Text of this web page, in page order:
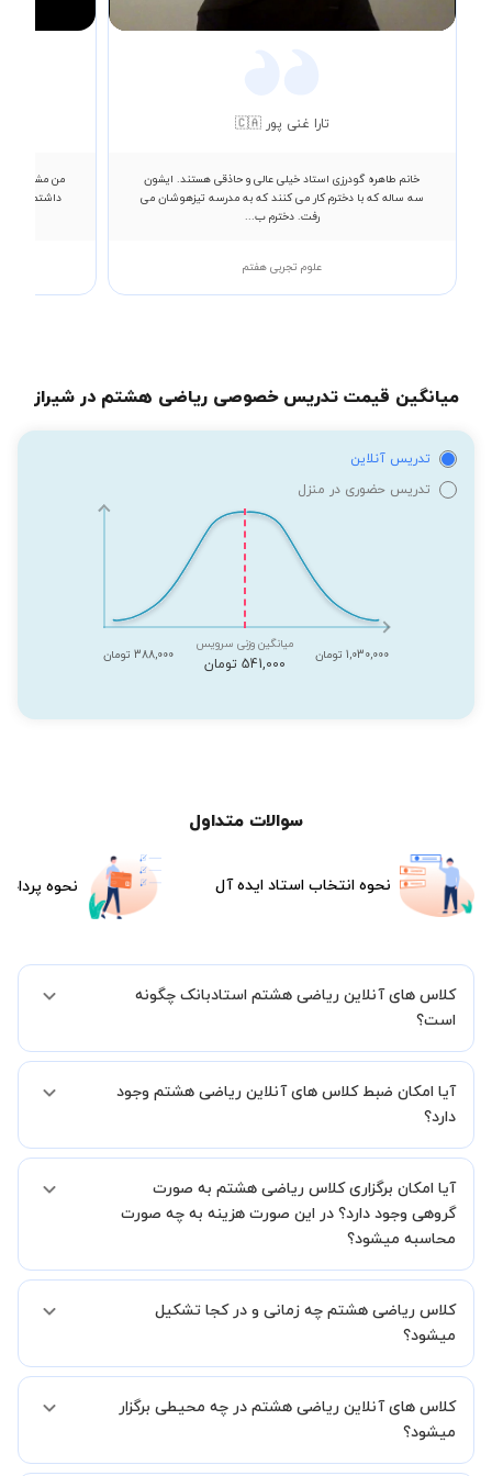
تارا غنی پور 🇨🇦
خانم طاهره گودرزی استاد خیلی عالی و حاذقی هستند. ایشون
سه ساله که با دخترم کار می کنند که به مدرسه تیزهوشان می
رفت. دخترم ب...
علوم تجربی هفتم
من مشکلات
داشتم
میانگین قیمت تدریس خصوصی ریاضی هشتم در شیراز
تدریس آنلاین
تدریس حضوری در منزل
1,030,000 تومان
میانگین وزنی سرویس
541,000 تومان
388,000 تومان
سوالات متداول
نحوه انتخاب استاد ایده آل نحوه
کلاس های آنلاین ریاضی هشتم استادبانک چگونه
است؟
شما میدهیم که استاد شما پیش از جلسه تمامی موارد لازم برای برگزاری
یک کلاس آنلاین با کیفیت و مفید را به شما توضیح خواهند داد.
آیا امکان ضبط کلاس های آنلاین ریاضی هشتم وجود
دارد؟
کنید.
آیا امکان برگزاری کلاس ریاضی هشتم به صورت
گروهی وجود دارد؟ در این صورت هزینه به چه صورت
محاسبه میشود؟
صورتیکه مایل هستید کلاس ها را در کنار دوستان و یا آشنایان خود به
صورت گروهی برگزار کنید، این امکان وجود دارد. در این حالت، به ازای هر
اضافه خواهد شد.
کلاس ریاضی هشتم چه زمانی و در کجا تشکیل
میشود؟
تعیین خواهد شد.
همچنین کلاس های خصوصی به طور کلی در منزل شاگرد برگزار میشود. در
کلاس های آنلاین ریاضی هشتم در چه محیطی برگزار
میشود؟